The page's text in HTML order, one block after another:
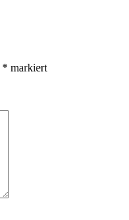
* markiert